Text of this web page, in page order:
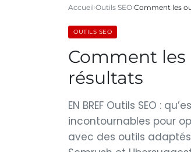
Accueil Outils SEO Comment les
OUTILS SEO
Comment les
résultats
EN BREF Outils SEO :
incontournables pour
avec des outils